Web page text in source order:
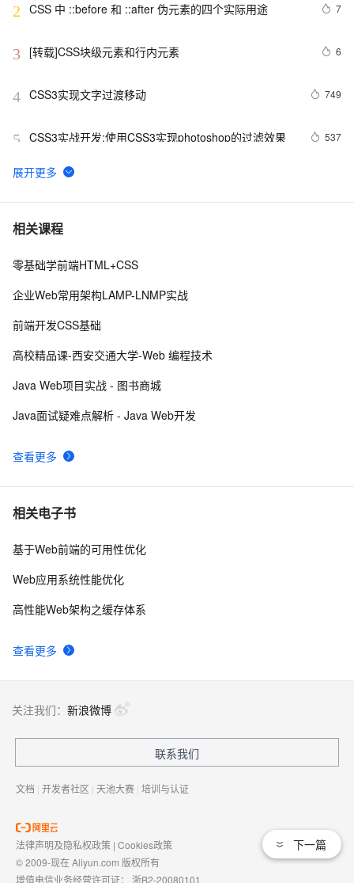
2 CSS 中 ::before 和 ::after 伪元素的四个实际用途 7
3 [转载]CSS块级元素和行内元素 6
4 CSS3实现文字过渡移动 749
5 CSS3实战开发:使用CSS3实现photoshop的过滤效果 537
6 使用CSS实现 图片帧动画 与 曲线运动
7 DIV+CSS中的滤镜和模糊
8 揭秘CSS布局神器：vw/vh、rem、%与px大PK，掌握它
10网页标准化:CSS代码缩写精简实例
相关课程
查看更多
零基础学前端HTML+CSS
企业Web常用架构LAMP-LNMP实战
前端开发CSS基础
高校精品课-西安交通大学-Web 编程技术
Java Web项目实战 - 图书商城
Java面试疑难点解析 - Java Web开发
相关电子书
查看更多
基于Web前端的可用性优化
Web应用系统性能优化
高性能Web架构之缓存体系
下一篇
关注我们： 新浪微博
联系我们
文档 | 开发者社区 | 天池大赛 | 培训与认证
法律声明及隐私权政策 | Cookies政策
© 2009-现在 Aliyun.com 版权所有
增值电信业务经营许可证： 浙B2-20080101